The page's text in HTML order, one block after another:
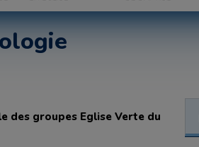
des groupes Eglise Verte du